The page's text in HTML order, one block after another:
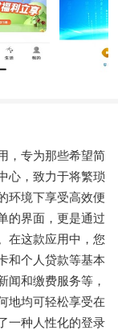
，专为那些希望简
心，致力于将繁琐
环境下享受高效便
的界面，更是通过
在这款应用中，您
和个人贷款等基本
闻和缴费服务等，
地均可轻松享受在
一种人性化的登录